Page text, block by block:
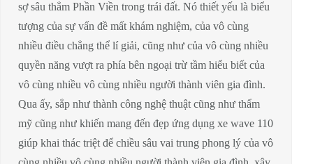
sợ sâu thẳm Phần Viền trong trái đất. Nó thiết yếu là biểu
tượng của sự vấn đề mất khám nghiệm, của vô cùng
nhiều điều chẳng thể lí giải, cũng như của vô cùng nhiều
quyền năng vượt ra phía bên ngoại trừ tầm hiểu biết của
vô cùng nhiều vô cùng nhiều người thành viên gia đình.
Qua ấy, sắp như thành công nghệ thuật cũng như thẩm
mỹ cũng như khiến mang đến đẹp ứng dụng xe wave 110
giúp khai thác triệt để chiều sâu vai trung phong lý của vô